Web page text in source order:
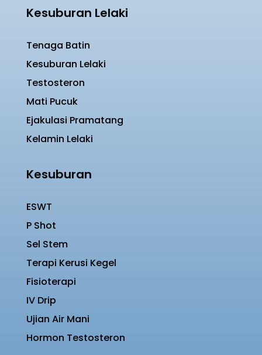
Kesuburan Lelaki
Tenaga Batin
Kesuburan Lelaki
Testosteron
Mati Pucuk
Ejakulasi Pramatang
Kelamin Lelaki
Kesuburan
ESWT
P Shot
Sel Stem
Terapi Kerusi Kegel
Fisioterapi
IV Drip
Ujian Air Mani
Hormon Testosteron